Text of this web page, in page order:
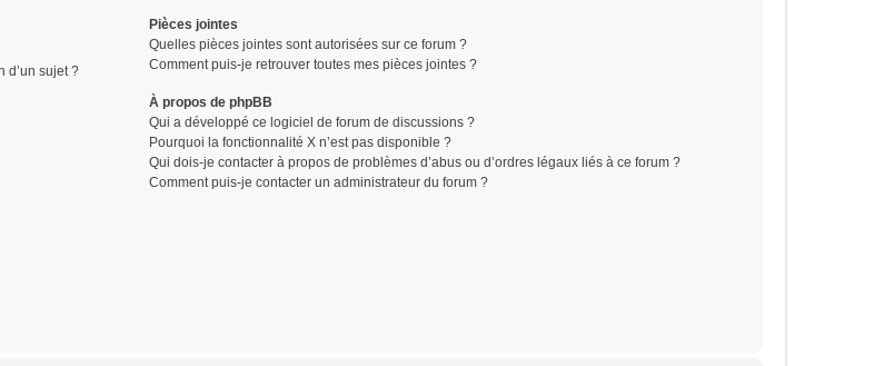
d’un sujet ?
Pièces jointes
Quelles pièces jointes sont autorisées sur ce forum ?
Comment puis-je retrouver toutes mes pièces jointes ?
À propos de phpBB
Qui a développé ce logiciel de forum de discussions ?
Pourquoi la fonctionnalité X n’est pas disponible ?
Qui dois-je contacter à propos de problèmes d’abus ou d’ordres légaux liés à ce forum ?
Comment puis-je contacter un administrateur du forum ?